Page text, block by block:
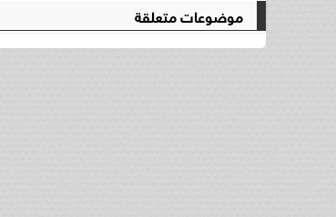
موضوعات متعلقة